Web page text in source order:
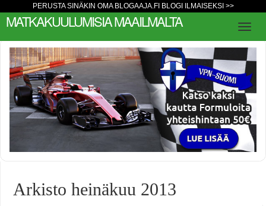
PERUSTA SINÄKIN OMA BLOGAAJA.FI BLOGI ILMAISEKSI >>
MATKAKUULUMISIA MAAILMALTA
Arkisto heinäkuu 2013